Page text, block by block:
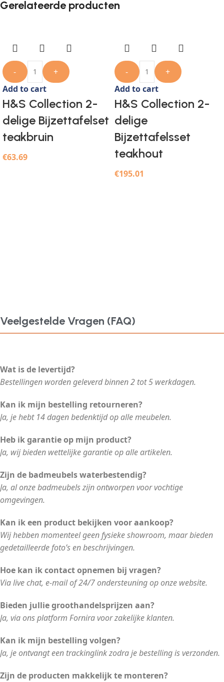
Gerelateerde producten
-
+
Add to cart
H&S Collection 2-
delige Bijzettafelset
teakbruin
€63.69
-
+
Add to cart
H&S Collection 2-
delige
Bijzettafelsset
teakhout
€195.01
Veelgestelde Vragen (FAQ)
Wat is de levertijd?
Bestellingen worden geleverd binnen 2 tot 5 werkdagen.
Kan ik mijn bestelling retourneren?
Ja, je hebt 14 dagen bedenktijd op alle meubelen.
Heb ik garantie op mijn product?
Ja, wij bieden wettelijke garantie op alle artikelen.
Zijn de badmeubels waterbestendig?
Ja, al onze badmeubels zijn ontworpen voor vochtige
omgevingen.
Kan ik een product bekijken voor aankoop?
Wij hebben momenteel geen fysieke showroom, maar bieden
gedetailleerde foto’s en beschrijvingen.
Hoe kan ik contact opnemen bij vragen?
Via live chat, e-mail of 24/7 ondersteuning op onze website.
Bieden jullie groothandelsprijzen aan?
Ja, via ons platform Fornira voor zakelijke klanten.
Kan ik mijn bestelling volgen?
Ja, je ontvangt een trackinglink zodra je bestelling is verzonden.
Zijn de producten makkelijk te monteren?